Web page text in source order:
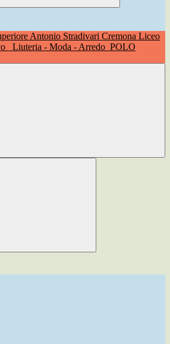
Liceo
Liuteria - Moda - Arredo POLO